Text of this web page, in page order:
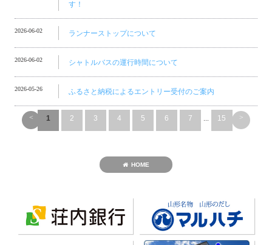
す！
2026-06-02 ランナーストップについて
2026-06-02 シャトルバスの運行時間について
2026-05-26 ふるさと納税によるエントリー受付のご案内
< 1 2 3 4 5 6 7 ... 15 >
HOME